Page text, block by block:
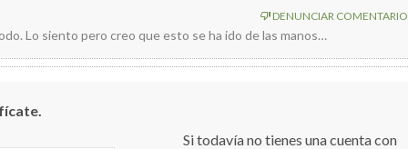
papel aguanta todo.
DENUNCIAR COMENTARIO
Lo siento pero creo que esto se ha ido de las manos…
Si todavía no tienes una cuenta con